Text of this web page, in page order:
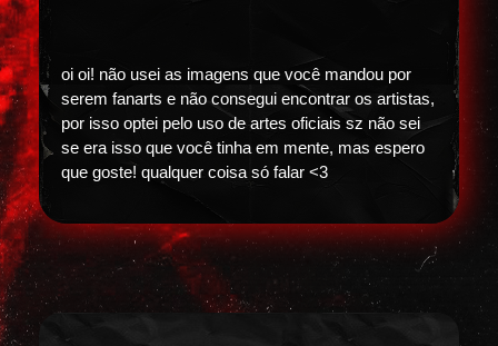
oi oi! não usei as imagens que você mandou por
serem fanarts e não consegui encontrar os artistas,
por isso optei pelo uso de artes oficiais sz não sei
se era isso que você tinha em mente, mas espero
que goste! qualquer coisa só falar <3